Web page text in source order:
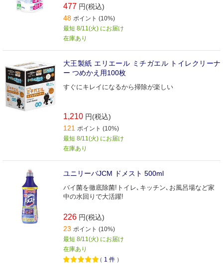
477 円(税込)
48 ポイント (10%)
最短 8/11(火) にお届け
在庫あり
大王製紙 エリエール ミチガエル トイレクリーナ
ー つめかえ用100枚
すぐにキレイになるから掃除が楽しい
1,210 円(税込)
121 ポイント (10%)
最短 8/11(火) にお届け
在庫あり
ユニリーバJCM ドメスト 500ml
バイ菌を徹底除菌!トイレ､キッチン､お風呂場など家
中の水回りで大活躍!
226 円(税込)
23 ポイント (10%)
最短 8/11(火) にお届け
在庫あり
（ 1 件 ）